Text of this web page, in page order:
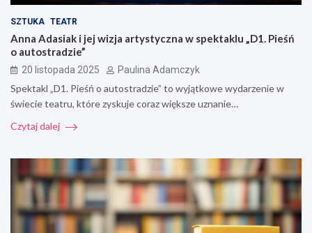
SZTUKA TEATR
Anna Adasiak i jej wizja artystyczna w spektaklu „D1. Pieśń
o autostradzie”
20 listopada 2025 Paulina Adamczyk
Spektakl „D1. Pieśń o autostradzie” to wyjątkowe wydarzenie w
świecie teatru, które zyskuje coraz większe uznanie…
Czytaj dalej